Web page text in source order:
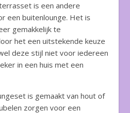
is een andere
een buitenlounge. Het is
gemakkelijk te
het een uitstekende keuze
deze stijl niet voor iedereen
in een huis met een
is gemaakt van hout of
zorgen voor een